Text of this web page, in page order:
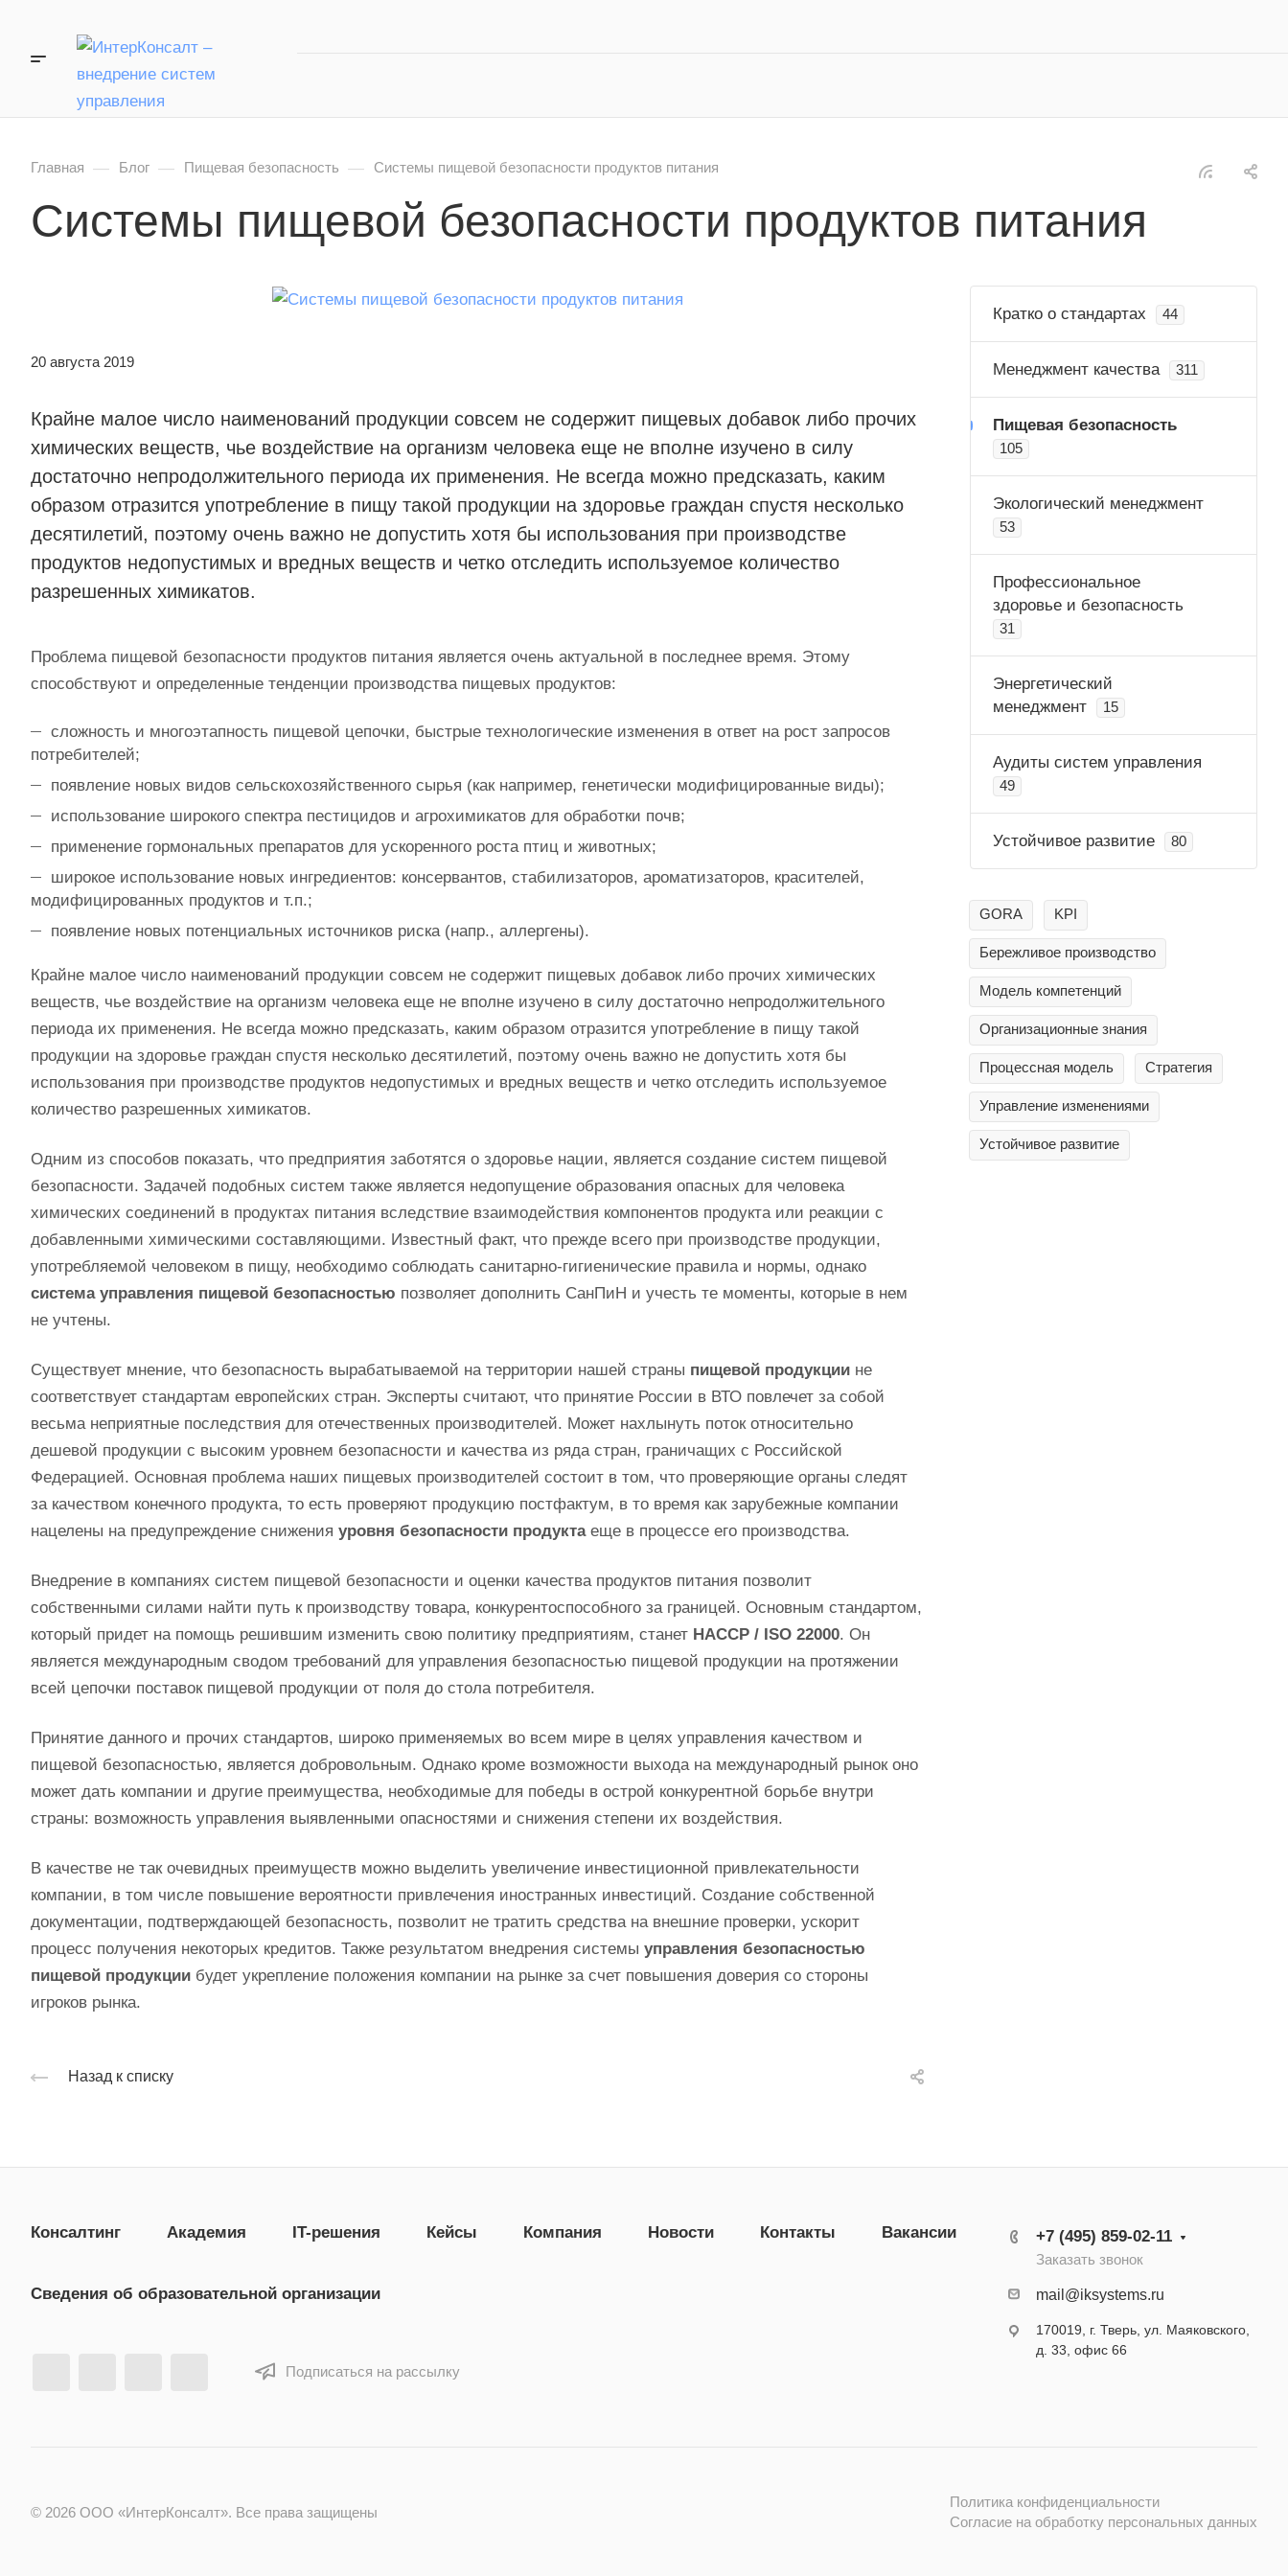
Главная — Блог — Пищевая безопасность — Системы пищевой безопасности продуктов питания
Системы пищевой безопасности продуктов питания
20 августа 2019
Крайне малое число наименований продукции совсем не содержит пищевых добавок либо прочих
химических веществ, чье воздействие на организм человека еще не вполне изучено в силу
достаточно непродолжительного периода их применения. Не всегда можно предсказать, каким
образом отразится употребление в пищу такой продукции на здоровье граждан спустя несколько
десятилетий, поэтому очень важно не допустить хотя бы использования при производстве
продуктов недопустимых и вредных веществ и четко отследить используемое количество
разрешенных химикатов.
Проблема пищевой безопасности продуктов питания является очень актуальной в последнее время. Этому
способствуют и определенные тенденции производства пищевых продуктов:
сложность и многоэтапность пищевой цепочки, быстрые технологические изменения в ответ на рост запросов
потребителей;
появление новых видов сельскохозяйственного сырья (как например, генетически модифицированные виды);
использование широкого спектра пестицидов и агрохимикатов для обработки почв;
применение гормональных препаратов для ускоренного роста птиц и животных;
широкое использование новых ингредиентов: консервантов, стабилизаторов, ароматизаторов, красителей,
модифицированных продуктов и т.п.;
появление новых потенциальных источников риска (напр., аллергены).
Крайне малое число наименований продукции совсем не содержит пищевых добавок либо прочих химических
веществ, чье воздействие на организм человека еще не вполне изучено в силу достаточно непродолжительного
периода их применения. Не всегда можно предсказать, каким образом отразится употребление в пищу такой
продукции на здоровье граждан спустя несколько десятилетий, поэтому очень важно не допустить хотя бы
использования при производстве продуктов недопустимых и вредных веществ и четко отследить используемое
количество разрешенных химикатов.
Одним из способов показать, что предприятия заботятся о здоровье нации, является создание систем пищевой
безопасности. Задачей подобных систем также является недопущение образования опасных для человека
химических соединений в продуктах питания вследствие взаимодействия компонентов продукта или реакции с
добавленными химическими составляющими. Известный факт, что прежде всего при производстве продукции,
употребляемой человеком в пищу, необходимо соблюдать санитарно-гигиенические правила и нормы, однако
система управления пищевой безопасностью позволяет дополнить СанПиН и учесть те моменты, которые в нем
не учтены.
Существует мнение, что безопасность вырабатываемой на территории нашей страны пищевой продукции не
соответствует стандартам европейских стран. Эксперты считают, что принятие России в ВТО повлечет за собой
весьма неприятные последствия для отечественных производителей. Может нахлынуть поток относительно
дешевой продукции с высоким уровнем безопасности и качества из ряда стран, граничащих с Российской
Федерацией. Основная проблема наших пищевых производителей состоит в том, что проверяющие органы следят
за качеством конечного продукта, то есть проверяют продукцию постфактум, в то время как зарубежные компании
нацелены на предупреждение снижения уровня безопасности продуктаеще в процессе его производства.
Внедрение в компаниях систем пищевой безопасности и оценки качества продуктов питания позволит
собственными силами найти путь к производству товара, конкурентоспособного за границей. Основным стандартом,
который придет на помощь решившим изменить свою политику предприятиям, станет HACCP / ISO 22000. Он
является международным сводом требований для управления безопасностью пищевой продукции на протяжении
всей цепочки поставок пищевой продукции от поля до стола потребителя.
Принятие данного и прочих стандартов, широко применяемых во всем мире в целях управления качеством и
пищевой безопасностью, является добровольным. Однако кроме возможности выхода на международный рынок оно
может дать компании и другие преимущества, необходимые для победы в острой конкурентной борьбе внутри
страны: возможность управления выявленными опасностями и снижения степени их воздействия.
В качестве не так очевидных преимуществ можно выделить увеличение инвестиционной привлекательности
компании, в том числе повышение вероятности привлечения иностранных инвестиций. Создание собственной
документации, подтверждающей безопасность, позволит не тратить средства на внешние проверки, ускорит
процесс получения некоторых кредитов. Также результатом внедрения системы управления безопасностью
пищевой продукции будет укрепление положения компании на рынке за счет повышения доверия со стороны
игроков рынка.
Назад к списку
Кратко о стандартах 44
Менеджмент качества 311
Пищевая безопасность
105
Экологический менеджмент
53
Профессиональное
здоровье и безопасность
31
Энергетический
менеджмент
15
Аудиты систем управления
49
Устойчивое развитие 80
GORA KPI
Бережливое производство
Модель компетенций
Организационные знания
Процессная модель Стратегия
Управление изменениями
Устойчивое развитие
Консалтинг Академия IT-решения Кейсы Компания Новости Контакты Вакансии
Сведения об образовательной организации
Подписаться на рассылку
+7 (495) 859-02-11
Заказать звонок
mail@iksystems.ru
170019, г. Тверь, ул. Маяковского,
д. 33, офис 66
© 2026 ООО «ИнтерКонсалт». Все права защищены
Политика конфиденциальности
Согласие на обработку персональных данных